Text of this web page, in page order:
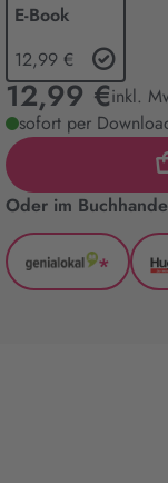
E-Book
12,99 €
12,99 €inkl.
sofort per
Oder im
*